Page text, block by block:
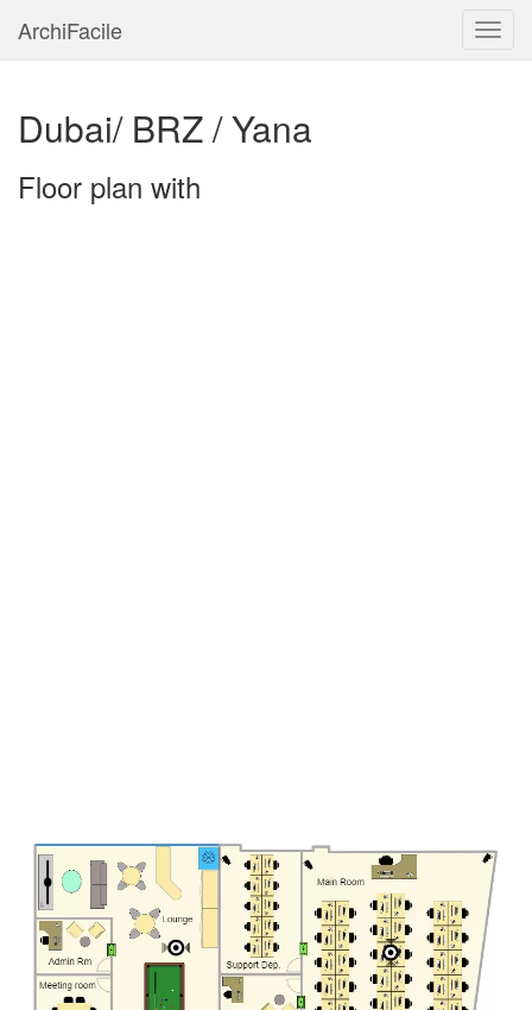
ArchiFacile
Dubai/ BRZ / Yana
Floor plan with